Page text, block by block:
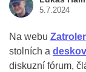
5.7.2024
Na webu
stolních a
diskuzní fórum,